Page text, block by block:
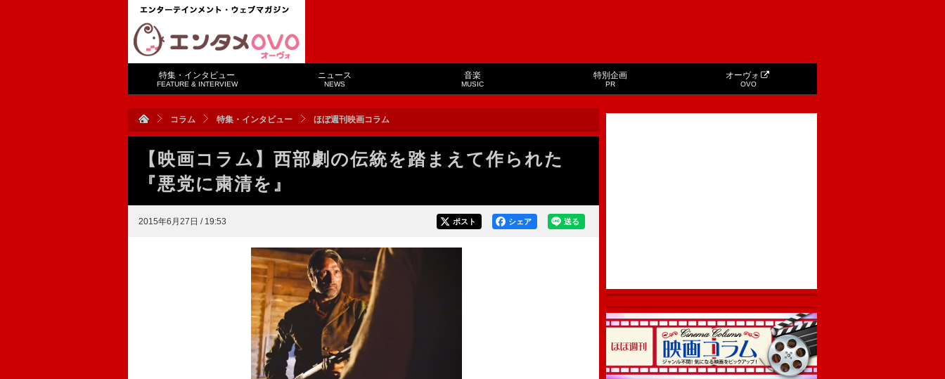
特集・インタビュー
FEATURE & INTERVIEW
ニュース
NEWS
音楽
MUSIC
特別企画
PR
オーヴォ
OVO
コラム 特集・インタビュー ほぼ週刊映画コラム
【映画コラム】西部劇の伝統を踏まえて作られた
『悪党に粛清を』
2015年6月27日 / 19:53 送る
シェア
ポスト